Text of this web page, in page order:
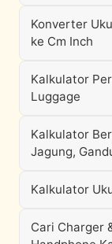
Konverter
ke Cm Inch
Kalkulator
Luggage
Kalkulator
Jagung,
Kalkulator
Cari Charger